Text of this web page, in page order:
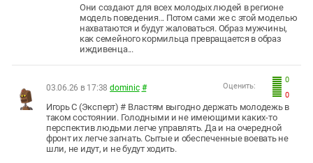
Они создают для всех молодых людей в регионе
модель поведения... Потом сами же с этой моделью
нахватаются и будут жаловаться. Образ мужчины,
как семейного кормильца превращается в образ
иждивенца...
0
0
Оценить:
03.06.26 в 17:38 dominic #
Игорь С (Эксперт) # Властям выгодно держать молодежь в
таком состоянии. Голодными и не имеющими каких-то
перспектив людьми легче управлять. Да и на очередной
фронт их легче загнать. Сытые и обеспеченные воевать не
шли, не идут, и не будут ходить.